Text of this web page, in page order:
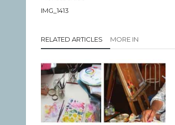
IMG_1413
RELATED ARTICLES MORE IN